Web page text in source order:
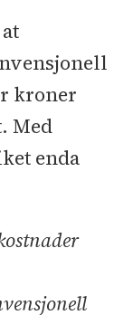
kroner
Med
enda